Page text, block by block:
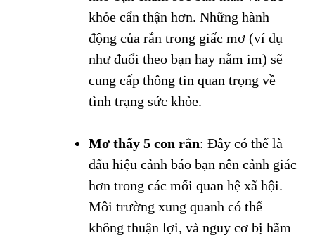
khỏe cẩn thận hơn. Những hành
động của rắn trong giấc mơ (ví dụ
như đuổi theo bạn hay nằm im) sẽ
cung cấp thông tin quan trọng về
tình trạng sức khỏe.
Mơ thấy 5 con rắn: Đây có thể là
dấu hiệu cảnh báo bạn nên cảnh giác
hơn trong các mối quan hệ xã hội.
Môi trường xung quanh có thể
không thuận lợi, và nguy cơ bị hãm